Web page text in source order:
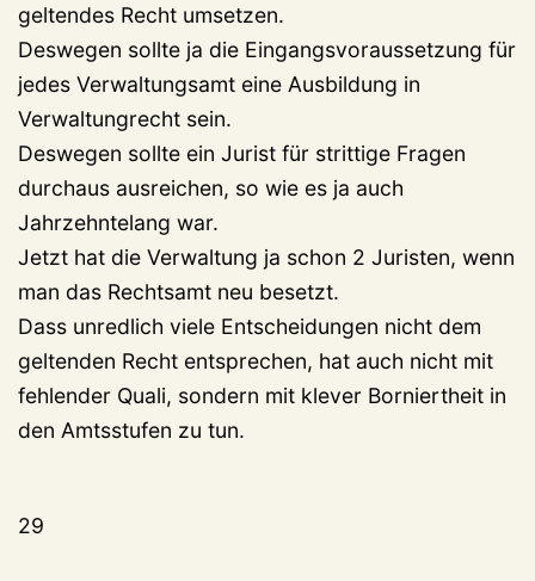
geltendes Recht umsetzen.
Deswegen sollte ja die Eingangsvoraussetzung für
jedes Verwaltungsamt eine Ausbildung in
Verwaltungrecht sein.
Deswegen sollte ein Jurist für strittige Fragen
durchaus ausreichen, so wie es ja auch
Jahrzehntelang war.
Jetzt hat die Verwaltung ja schon 2 Juristen, wenn
man das Rechtsamt neu besetzt.
Dass unredlich viele Entscheidungen nicht dem
geltenden Recht entsprechen, hat auch nicht mit
fehlender Quali, sondern mit klever Borniertheit in
den Amtsstufen zu tun.
29